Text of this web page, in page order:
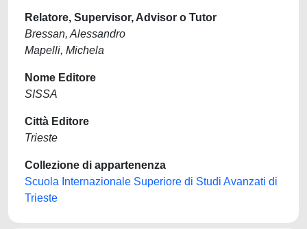
Relatore, Supervisor, Advisor o Tutor
Bressan, Alessandro
Mapelli, Michela
Nome Editore
SISSA
Città Editore
Trieste
Collezione di appartenenza
Scuola Internazionale Superiore di Studi Avanzati di
Trieste